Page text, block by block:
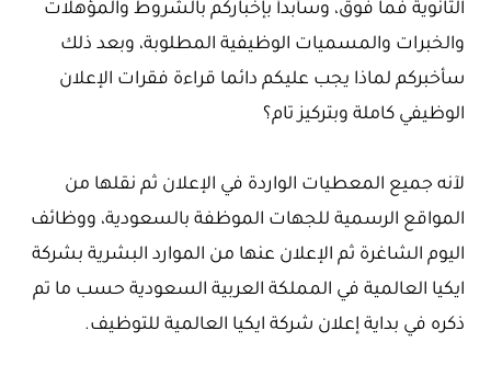
الثانوية فما فوق، وسأبدأ بإخباركم بالشروط والمؤهلات
والخبرات والمسميات الوظيفية المطلوبة، وبعد ذلك
سأخبركم لماذا يجب عليكم دائما قراءة فقرات الإعلان
الوظيفي كاملة وبتركيز تام؟
لآنه جميع المعطيات الواردة في الإعلان ثم نقلها من
المواقع الرسمية للجهات الموظفة بالسعودية، ووظائف
اليوم الشاغرة ثم الإعلان عنها من الموارد البشرية بشركة
ايكيا العالمية في المملكة العربية السعودية حسب ما تم
ذكره في بداية إعلان شركة ايكيا العالمية للتوظيف.